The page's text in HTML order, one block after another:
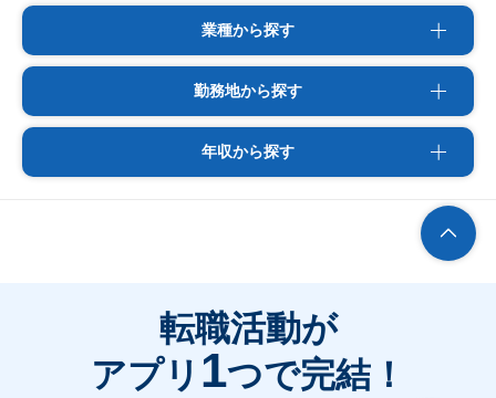
業種から探す
勤務地から探す
年収から探す
転職活動が
アプリ 1つで完結！